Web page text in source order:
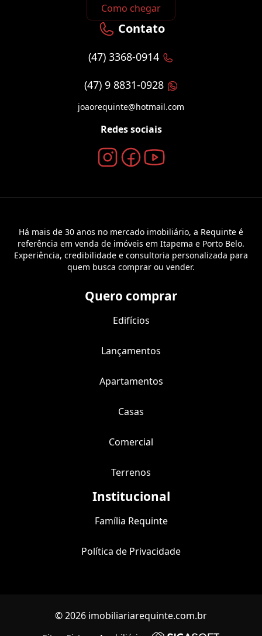
Como chegar
Contato
(47) 3368-0914
(47) 9 8831-0928
joaorequinte@hotmail.com
Redes sociais
Há mais de 30 anos no mercado imobiliário, a Requinte é
referência em venda de imóveis em Itapema e Porto Belo.
Experiência, credibilidade e consultoria personalizada para
quem busca comprar ou vender.
Quero comprar
Edifícios
Lançamentos
Apartamentos
Casas
Comercial
Terrenos
Institucional
Família Requinte
Política de Privacidade
© 2026 imobiliariarequinte.com.br